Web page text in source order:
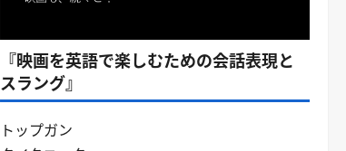
『映画を英語で楽しむための会話表現と
スラング』
トップガン